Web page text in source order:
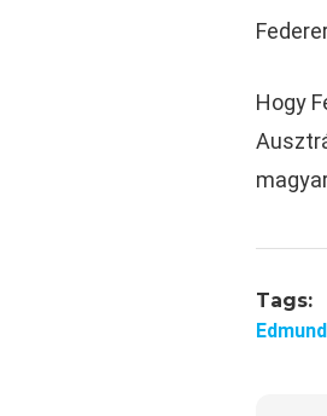
Hogy
Tags:
Edmund